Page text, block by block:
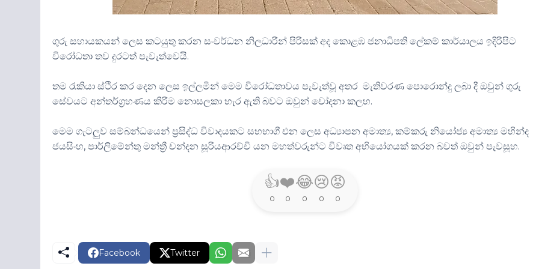
ගුරු සහායකයන් ලෙස කටයුතු කරන සංවර්ධන නිලධාරීන් පිරිසක් අද කොළඹ ජනාධිපති ලේකම් කාර්යාලය ඉදිරිපිට
විරෝධතා තව දුරටත් පැවැත්වෙයි.
තම රැකියා ස්ථිර කර දෙන ලෙස ඉල්ලමින් මෙම විරෝධතාවය පැවැත්වූ අතර මැතිවරණ පොරොන්දු ලබා දී ඔවුන් ගුරු
සේවයට අන්තර්ග්‍රහණය කිරීම නොසලකා හැර ඇති බවට ඔවුන් චෝදනා කලහ.
මෙම ගැටලුව සම්බන්ධයෙන් ප්‍රසිද්ධ විවාදයකට සහභාගී එන ලෙස අධ්‍යාපන අමාත්‍ය, කම්කරු නියෝජ්‍ය අමාත්‍ය මහින්ද
ජයසිංහ, පාර්ලිමේන්තු මන්ත්‍රී චන්දන සූරියආරච්චි යන මහත්වරුන්ට විවෘත අභියෝගයක් කරන බවත් ඔවුන් පැවසූහ.
👍
0
❤️
0
😂
0
😢
0
😡
0
Facebook Twitter